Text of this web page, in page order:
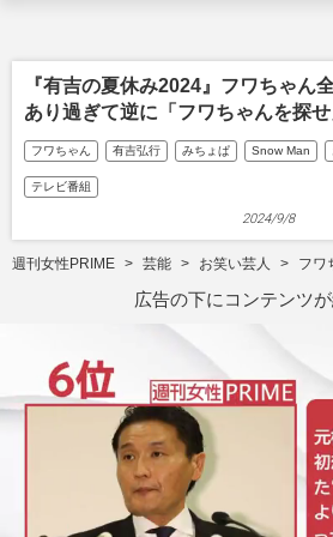
『有吉の夏休み2024』フワちゃん
あり過ぎて逆に「フワちゃんを探
フワちゃん 有吉弘行 みちょぱ Snow Man
テレビ番組
2024/9/8
週刊女性PRIME 芸能 お笑い芸人 フワ
広告の下にコンテンツ